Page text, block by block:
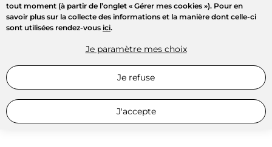
tout moment (à partir de l’onglet « Gérer mes cookies »). Pour en
savoir plus sur la collecte des informations et la manière dont celle-ci
sont utilisées rendez-vous ici.
Je paramètre mes choix
Je refuse
J'accepte